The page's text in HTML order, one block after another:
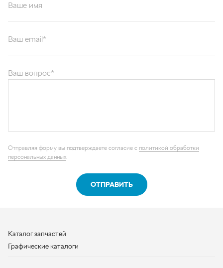
Ваше имя
персональных данных
Каталог запчастей
Контактная информация
+7 (950) 730-92-10